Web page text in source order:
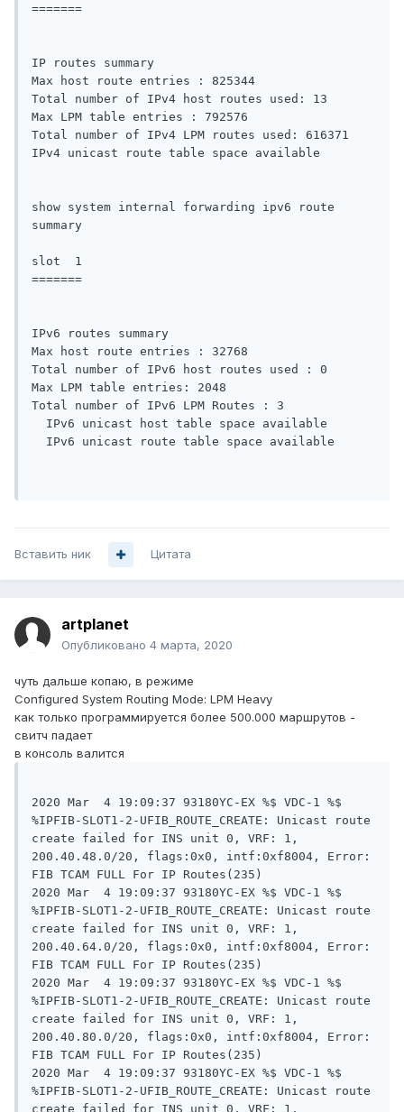
=======
IP routes summary
Max host route entries : 825344
Total number of IPv4 host routes used: 13
Max LPM table entries : 792576
Total number of IPv4 LPM routes used: 616371
IPv4 unicast route table space available
show system internal forwarding ipv6 route
summary
slot  1
=======
IPv6 routes summary
Max host route entries : 32768
Total number of IPv6 host routes used : 0
Max LPM table entries: 2048
Total number of IPv6 LPM Routes : 3
IPv6 unicast host table space available
IPv6 unicast route table space available
Вставить ник Цитата
artplanet
Опубликовано 4 марта, 2020
чуть дальше копаю, в режиме
Configured System Routing Mode: LPM Heavy
как только программируется более 500.000 маршрутов -
свитч падает
в консоль валится
2020 Mar  4 19:09:37 93180YC-EX %$ VDC-1 %$
%IPFIB-SLOT1-2-UFIB_ROUTE_CREATE: Unicast route
create failed for INS unit 0, VRF: 1,
200.40.48.0/20, flags:0x0, intf:0xf8004, Error:
FIB TCAM FULL For IP Routes(235)
2020 Mar  4 19:09:37 93180YC-EX %$ VDC-1 %$
%IPFIB-SLOT1-2-UFIB_ROUTE_CREATE: Unicast route
create failed for INS unit 0, VRF: 1,
200.40.64.0/20, flags:0x0, intf:0xf8004, Error:
FIB TCAM FULL For IP Routes(235)
2020 Mar  4 19:09:37 93180YC-EX %$ VDC-1 %$
%IPFIB-SLOT1-2-UFIB_ROUTE_CREATE: Unicast route
create failed for INS unit 0, VRF: 1,
200.40.80.0/20, flags:0x0, intf:0xf8004, Error:
FIB TCAM FULL For IP Routes(235)
2020 Mar  4 19:09:37 93180YC-EX %$ VDC-1 %$
%IPFIB-SLOT1-2-UFIB_ROUTE_CREATE: Unicast route
create failed for INS unit 0, VRF: 1,